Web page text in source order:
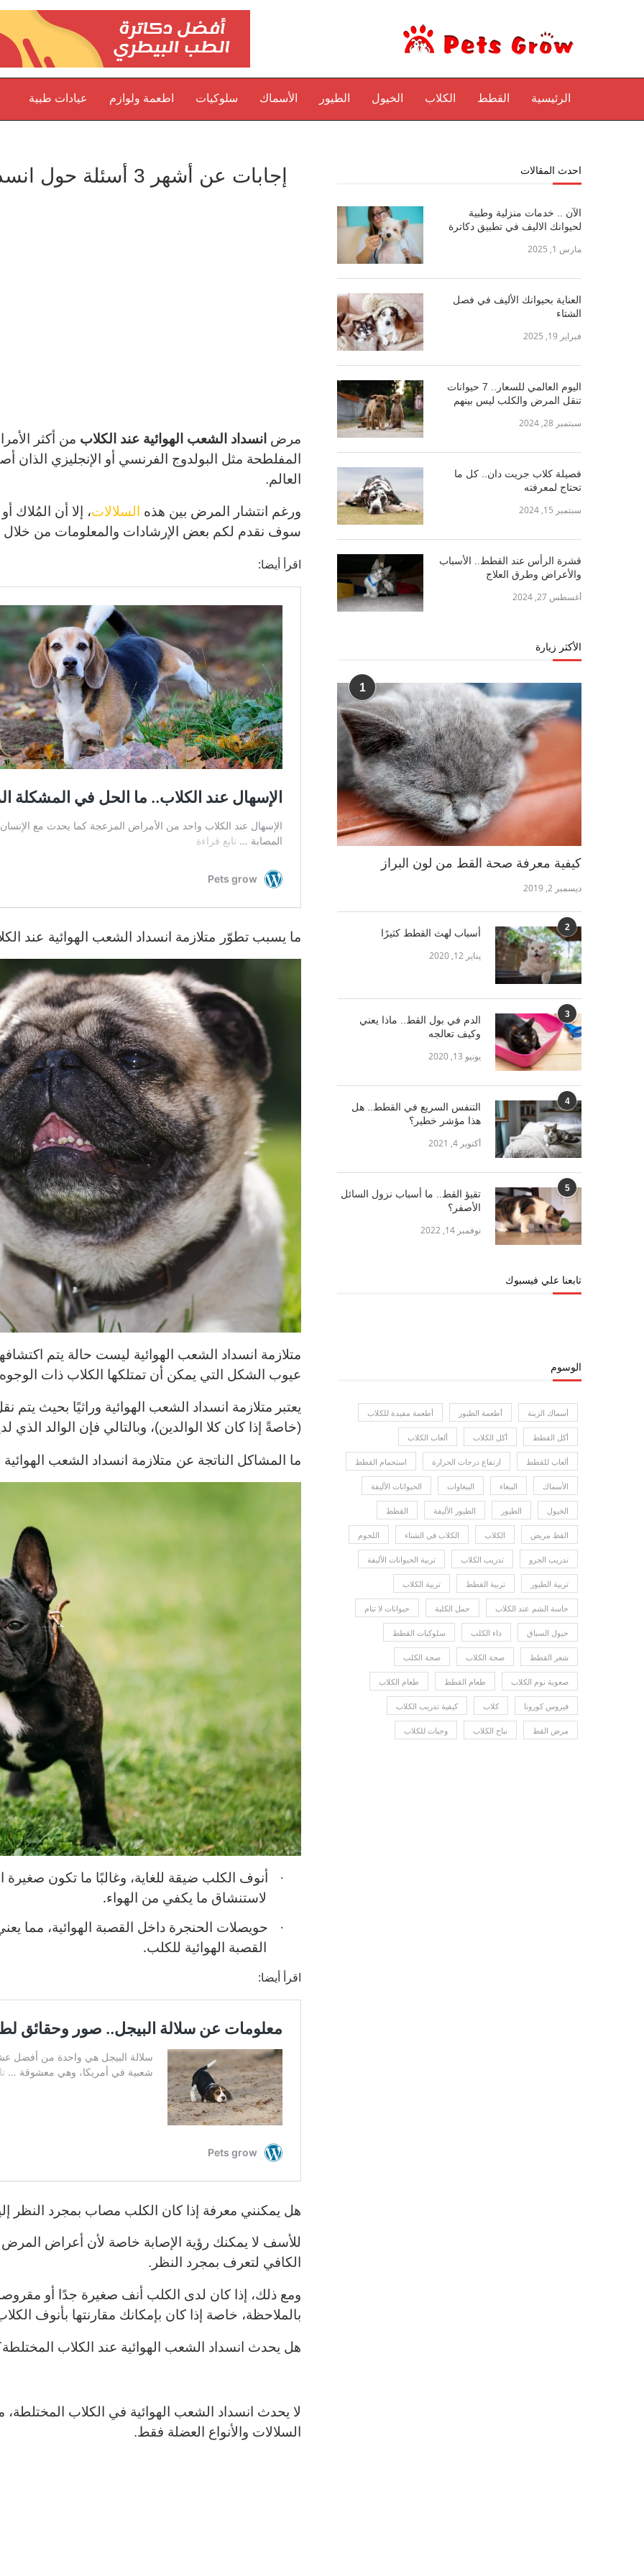
الرئيسية القطط الكلاب الخيول الطيور الأسماك سلوكيات اطعمة ولوازم عيادات طبية
إجابات عن أشهر 3 أسئلة حول انسداد الشعب الهوائية عند الكلاب
مرض انسداد الشعب الهوائية عند الكلاب من أكثر
المفلطحة مثل البولدوج الفرنسي أو الإنجليزي الذان
العالم.
ورغم انتشار المرض بين هذه السلالات، إلا أن المُلاك
سوف نقدم لكم بعض الإرشادات والمعلومات من
اقرأ أيضا:
ما يسبب تطوّر متلازمة انسداد الشعب الهوائية عند
متلازمة انسداد الشعب الهوائية ليست حالة يتم
عيوب الشكل التي يمكن أن تمتلكها الكلاب ذات
يعتبر متلازمة انسداد الشعب الهوائية وراثيًا بحيث
(خاصةً إذا كان كلا الوالدين)، وبالتالي فإن الوالد
ما المشاكل الناتجة عن متلازمة انسداد الشعب الهوائية
·
أنوف الكلب ضيقة للغاية، وغالبًا ما تكون
لاستنشاق ما يكفي من الهواء.
·
حويصلات الحنجرة داخل القصبة الهوائية، مما
القصبة الهوائية للكلب.
اقرأ أيضا:
هل يمكنني معرفة إذا كان الكلب مصاب بمجرد النظر
للأسف لا يمكنك رؤية الإصابة خاصة لأن أعراض المرض
الكافي لتعرف بمجرد النظر.
ومع ذلك، إذا كان لدى الكلب أنف صغيرة جدًا أو
بالملاحظة، خاصة إذا كان بإمكانك مقارنتها بأنوف
هل يحدث انسداد الشعب الهوائية عند الكلاب
لا يحدث انسداد الشعب الهوائية في الكلاب
السلالات والأنواع العضلة فقط.
احدث المقالات
الآن .. خدمات منزلية وطبية
لحيوانك الاليف في تطبيق دكاترة
مارس 1, 2025
العناية بحيوانك الأليف في فصل
الشتاء
فبراير 19, 2025
اليوم العالمي للسعار.. 7 حيوانات
تنقل المرض والكلب ليس بينهم
سبتمبر 28, 2024
فصيلة كلاب جريت دان.. كل ما
تحتاج لمعرفته
سبتمبر 15, 2024
قشرة الرأس عند القطط.. الأسباب
والأعراض وطرق العلاج
أغسطس 27, 2024
الأكثر زيارة
1
كيفية معرفة صحة القط من لون البراز
ديسمبر 2, 2019
2 أسباب لهث القطط كثيرًا
يناير 12, 2020
3
الدم في بول القط.. ماذا يعني
وكيف تعالجه
يونيو 13, 2020
4
التنفس السريع في القطط.. هل
هذا مؤشر خطير؟
أكتوبر 4, 2021
5
تقيؤ القط.. ما أسباب نزول السائل
الأصفر؟
نوفمبر 14, 2022
تابعنا علي فيسبوك
الوسوم
أسماك الزينة أطعمة الطيور أطعمة مفيدة للكلاب
أكل القطط أكل الكلاب ألعاب الكلاب
ألعاب للقطط ارتفاع درجات الحرارة استحمام القطط
الأسماك الببغاء الببغاوات الحيوانات الأليفة
الخيول الطيور الطيور الأليفة القطط
القط مريض الكلاب الكلاب في الشتاء اللحوم
تدريب الجرو تدريب الكلاب تربية الحيوانات الأليفة
تربية الطيور تربية القطط تربية الكلاب
حاسة الشم عند الكلاب حمل الكلبة حيوانات لا تنام
خيول السباق داء الكلب سلوكيات القطط
شعر القطط صحة الكلاب صحة الكلب
صعوبة نوم الكلاب طعام القطط طعام الكلاب
فيروس كورونا كلاب كيفية تدريب الكلاب
مرض القط نباح الكلاب وجبات للكلاب